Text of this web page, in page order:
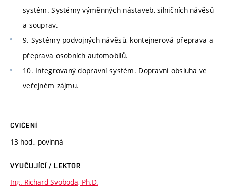
systém. Systémy výměnných nástaveb, silničních návěsů
a souprav.
9. Systémy podvojných návěsů, kontejnerová přeprava a
přeprava osobních automobilů.
10. Integrovaný dopravní systém. Dopravní obsluha ve
veřejném zájmu.
CVIČENÍ
13 hod., povinná
VYUČUJÍCÍ / LEKTOR
Ing. Richard Svoboda, Ph.D.